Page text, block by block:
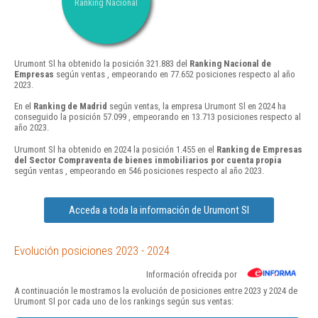
Ranking Nacional
Urumont Sl ha obtenido la posición 321.883 del Ranking Nacional de
Empresas según ventas , empeorando en 77.652 posiciones respecto al año
2023.
En el Ranking de Madrid según ventas, la empresa Urumont Sl en 2024 ha
conseguido la posición 57.099 , empeorando en 13.713 posiciones respecto al
año 2023.
Urumont Sl ha obtenido en 2024 la posición 1.455 en el Ranking de Empresas
del Sector Compraventa de bienes inmobiliarios por cuenta propia
según ventas , empeorando en 546 posiciones respecto al año 2023.
Acceda a toda la información de Urumont Sl
Evolución posiciones 2023 - 2024
Información ofrecida por
A continuación le mostramos la evolución de posiciones entre 2023 y 2024 de
Urumont Sl por cada uno de los rankings según sus ventas: